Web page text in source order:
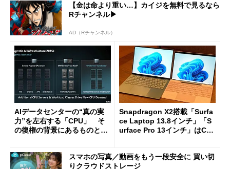
【金は命より重い…】カイジを無料で見るなら
Rチャンネル▶︎
AD（Rチャンネル）
AIデータセンターの“真の実
力”を左右する「CPU」 そ
の復権の背景にあるものと
Snapdragon X2搭載「Surfa
ce Laptop 13.8インチ」「S
urface Pro 13インチ」はCop
た
スマホの写真／動画をもう一段安全に 買い切
りクラウドストレージ